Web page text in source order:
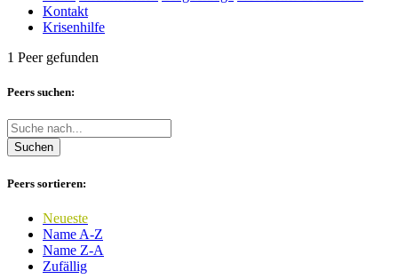
Kontakt
Krisenhilfe
1 Peer gefunden
Peers suchen:
Suchen
Peers sortieren:
Neueste
Name A-Z
Name Z-A
Zufällig